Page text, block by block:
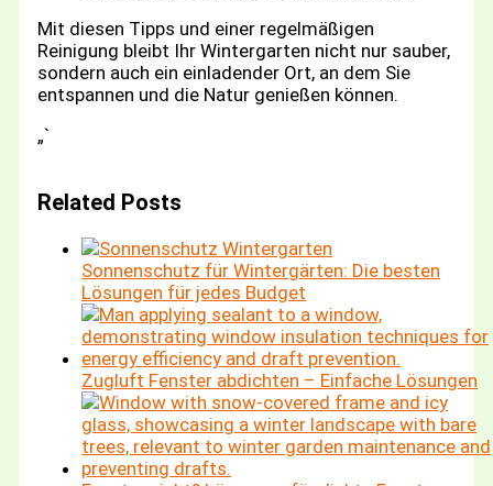
Mit diesen Tipps und einer regelmäßigen
Reinigung bleibt Ihr Wintergarten nicht nur sauber,
sondern auch ein einladender Ort, an dem Sie
entspannen und die Natur genießen können.
„`
Related Posts
Sonnenschutz für Wintergärten: Die besten
Lösungen für jedes Budget
Zugluft Fenster abdichten – Einfache Lösungen